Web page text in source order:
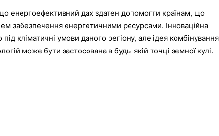
що енергоефективний дах здатен допомогти країнам, що
забезпечення енергетичними ресурсами. Інноваційна
кліматичні умови даного регіону, але ідея комбінування
може бути застосована в будь-якій точці земної кулі.